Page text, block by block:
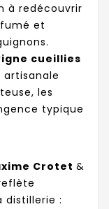
à redécouvrir
et
cueillies
les
typique
Crotet &
distillerie :